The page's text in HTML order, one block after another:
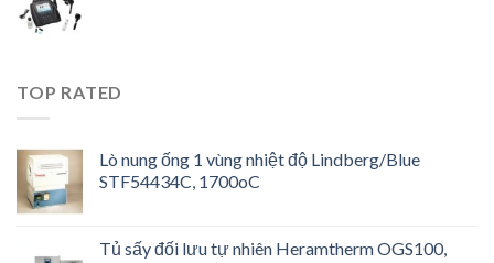
TOP RATED
Lò nung ống 1 vùng nhiệt độ Lindberg/Blue
STF54434C, 1700oC
Tủ sấy đối lưu tự nhiên Heramtherm OGS100,